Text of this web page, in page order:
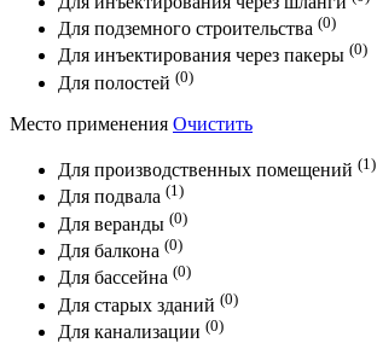
Для подземного строительства (0)
Для инъектирования через пакеры (0)
Для полостей (0)
Место применения Очистить
Для производственных помещений (1)
Для подвала (1)
Для веранды (0)
Для балкона (0)
Для бассейна (0)
Для старых зданий (0)
Для канализации (0)